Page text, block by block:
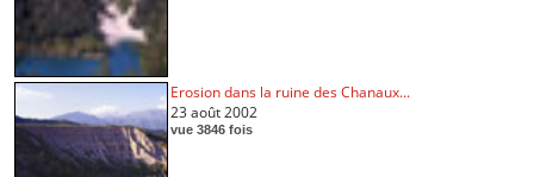
Erosion dans la ruine des Chanaux...
23 août 2002
vue 3846 fois